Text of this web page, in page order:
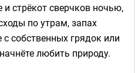
стрёкот сверчков ночью,
по утрам, запах
собственных грядок или
любить природу.